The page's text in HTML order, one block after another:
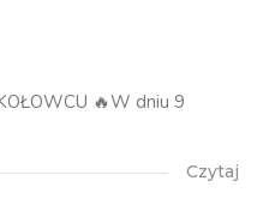
🔥W dniu 9
Czytaj